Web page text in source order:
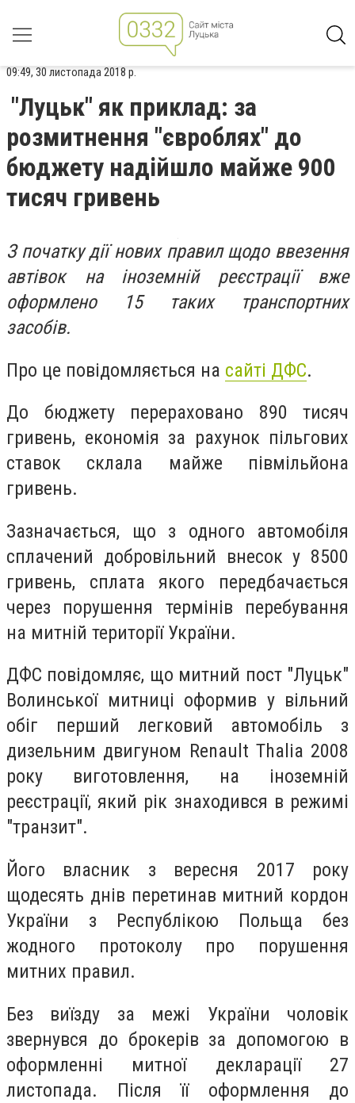
09:49, 30 листопада 2018 р.
"Луцьк" як приклад: за
розмитнення "євроблях" до
бюджету надійшло майже 900
тисяч гривень
З початку дії нових правил щодо ввезення
автівок на іноземній реєстрації вже
оформлено 15 таких транспортних
засобів.
Про це повідомляється на сайті ДФС.
До бюджету перераховано 890 тисяч
гривень, економія за рахунок пільгових
ставок склала майже півмільйона
гривень.
Зазначається, що з одного автомобіля
сплачений добровільний внесок у 8500
гривень, сплата якого передбачається
через порушення термінів перебування
на митній території України.
ДФС повідомляє, що митний пост "Луцьк"
Волинської митниці оформив у вільний
обіг перший легковий автомобіль з
дизельним двигуном Renault Thalia 2008
року виготовлення, на іноземній
реєстрації, який рік знаходився в режимі
"транзит".
Його власник з вересня 2017 року
щодесять днів перетинав митний кордон
України з Республікою Польща без
жодного протоколу про порушення
митних правил.
Без виїзду за межі України чоловік
звернувся до брокерів за допомогою в
оформленні митної декларації 27
листопада. Після її оформлення до